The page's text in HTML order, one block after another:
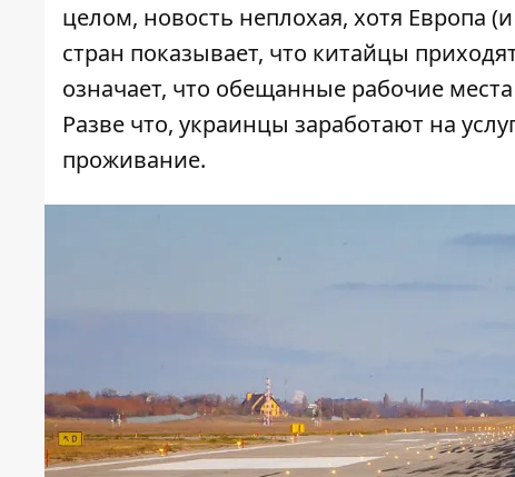
целом, новость неплохая, хотя Европа
стран показывает, что китайцы
означает, что обещанные рабочие
Разве что, украинцы заработают на
проживание.